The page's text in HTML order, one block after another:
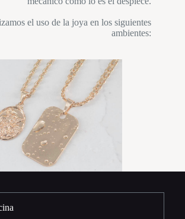
el uso de la joya en los siguientes
ambientes: